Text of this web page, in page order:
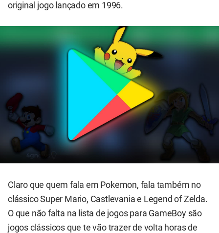
original jogo lançado em 1996.
Claro que quem fala em Pokemon, fala também no
clássico Super Mario, Castlevania e Legend of Zelda.
O que não falta na lista de jogos para GameBoy são
jogos clássicos que te vão trazer de volta horas de